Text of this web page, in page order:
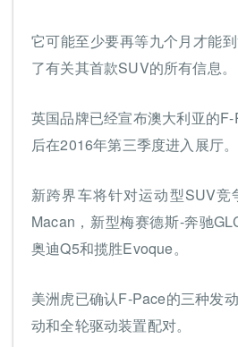
它可能至少要再等九个月才能
了有关其首款SUV的所有信息。
英国品牌已经宣布澳大利亚的
后在2016年第三季度进入展厅。
新跨界车将针对运动型SUV
Macan，新型梅赛德斯-奔驰
奥迪Q5和揽胜Evoque。
美洲虎已确认F-Pace的三种发
动和全轮驱动装置配对。